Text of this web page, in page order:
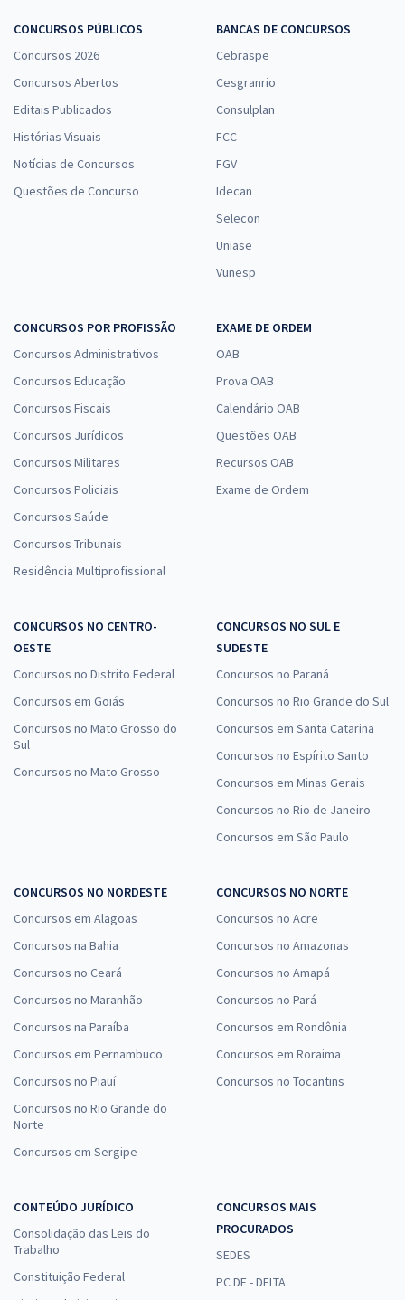
CONCURSOS PÚBLICOS
Concursos 2026
Concursos Abertos
Editais Publicados
Histórias Visuais
Notícias de Concursos
Questões de Concurso
BANCAS DE CONCURSOS
Cebraspe
Cesgranrio
Consulplan
FCC
FGV
Idecan
Selecon
Uniase
Vunesp
CONCURSOS POR PROFISSÃO
Concursos Administrativos
Concursos Educação
Concursos Fiscais
Concursos Jurídicos
Concursos Militares
Concursos Policiais
Concursos Saúde
Concursos Tribunais
Residência Multiprofissional
EXAME DE ORDEM
OAB
Prova OAB
Calendário OAB
Questões OAB
Recursos OAB
Exame de Ordem
CONCURSOS NO CENTRO-
OESTE
Concursos no Distrito Federal
Concursos em Goiás
Concursos no Mato Grosso do
Sul
Concursos no Mato Grosso
CONCURSOS NO SUL E
SUDESTE
Concursos no Paraná
Concursos no Rio Grande do Sul
Concursos em Santa Catarina
Concursos no Espírito Santo
Concursos em Minas Gerais
Concursos no Rio de Janeiro
Concursos em São Paulo
CONCURSOS NO NORDESTE
Concursos em Alagoas
Concursos na Bahia
Concursos no Ceará
Concursos no Maranhão
Concursos na Paraíba
Concursos em Pernambuco
Concursos no Piauí
Concursos no Rio Grande do
Norte
Concursos em Sergipe
CONCURSOS NO NORTE
Concursos no Acre
Concursos no Amazonas
Concursos no Amapá
Concursos no Pará
Concursos em Rondônia
Concursos em Roraima
Concursos no Tocantins
CONTEÚDO JURÍDICO
Consolidação das Leis do
Trabalho
Constituição Federal
CONCURSOS MAIS
PROCURADOS
SEDES
PC DF - DELTA